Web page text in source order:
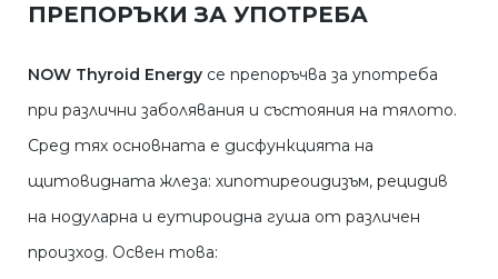
ПРЕПОРЪКИ ЗА УПОТРЕБА
NOW Thyroid Energy се препоръчва за употреба
при различни заболявания и състояния на тялото.
Сред тях основната е дисфункцията на
щитовидната жлеза: хипотиреоидизъм, рецидив
на нодуларна и еутироидна гуша от различен
произход. Освен това: